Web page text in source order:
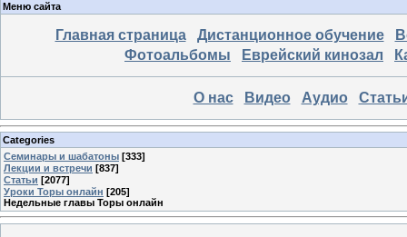
Меню сайта
Главная страница Дистанционное обучение
Фотоальбомы
Еврейский кинозал
О нас Видео Аудио
Categories
Семинары и шабатоны [333]
Лекции и встречи [837]
Статьи [2077]
Уроки Торы онлайн [205]
Недельные главы Торы онлайн